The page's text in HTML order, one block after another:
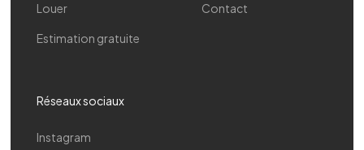
Louer
Estimation gratuite
Contact
Réseaux sociaux
Instagram